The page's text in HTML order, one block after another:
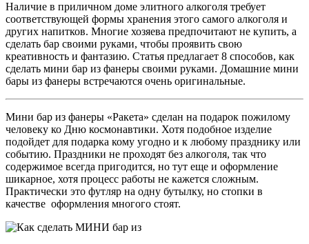
Наличие в приличном доме элитного алкоголя требует
соответствующей формы хранения этого самого алкоголя и
других напитков. Многие хозяева предпочитают не купить, а
сделать бар своими руками, чтобы проявить свою
креативность и фантазию. Статья предлагает 8 способов, как
сделать мини бар из фанеры своими руками. Домашние мини
бары из фанеры встречаются очень оригинальные.
Мини бар из фанеры «Ракета» сделан на подарок пожилому
человеку ко Дню космонавтики. Хотя подобное изделие
подойдет для подарка кому угодно и к любому празднику или
событию. Праздники не проходят без алкоголя, так что
содержимое всегда пригодится, но тут еще и оформление
шикарное, хотя процесс работы не кажется сложным.
Практически это футляр на одну бутылку, но стопки в
качестве оформления многого стоят.